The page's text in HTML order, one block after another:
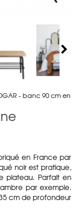
- banc 90 cm en
en France par
noir est pratique,
plateau. Parfait en
par exemple.
cm de profondeur